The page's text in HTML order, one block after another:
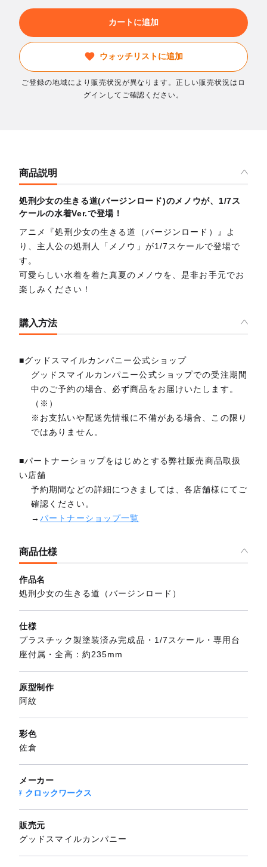
カートに追加
ウォッチリストに追加
ご登録の地域により販売状況が異なります。正しい販売状況はロ
グインしてご確認ください。
商品説明
処刑少女の生きる道(バージンロード)のメノウが、1/7ス
ケールの水着Ver.で登場！
アニメ『処刑少女の生きる道（バージンロード）』よ
り、主人公の処刑人「メノウ」が1/7スケールで登場で
す。
可愛らしい水着を着た真夏のメノウを、是非お手元でお
楽しみください！
購入方法
■グッドスマイルカンパニー公式ショップ
グッドスマイルカンパニー公式ショップでの受注期間
中のご予約の場合、必ず商品をお届けいたします。
（※）
※お支払いや配送先情報に不備がある場合、この限り
ではありません。
■パートナーショップをはじめとする弊社販売商品取扱
い店舗
予約期間などの詳細につきましては、各店舗様にてご
確認ください。
→パートナーショップ一覧
商品仕様
作品名
処刑少女の生きる道（バージンロード）
仕様
プラスチック製塗装済み完成品・1/7スケール・専用台
座付属・全高：約235mm
原型制作
阿紋
彩色
佐倉
メーカー
クロックワークス
販売元
グッドスマイルカンパニー